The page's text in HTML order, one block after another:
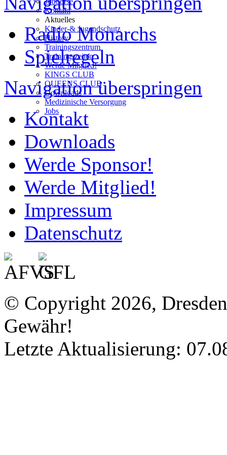
Kontakt
Aktuelles
Kinder-& Jugendschutz
History
Trainingszentrum
Trainingszeiten
Werde Mitglied!
KINGS CLUB
QUEENS CLUB
Downloads
Medizinische Versorgung
Jobs
Radio Monarchs
Spielregeln
Navigation überspringen
Kontakt
Downloads
Werde Sponsor!
Werde Mitglied!
Impressum
Datenschutz
© Copyright 2026,
Gewähr!
Letzte Aktualisierung: